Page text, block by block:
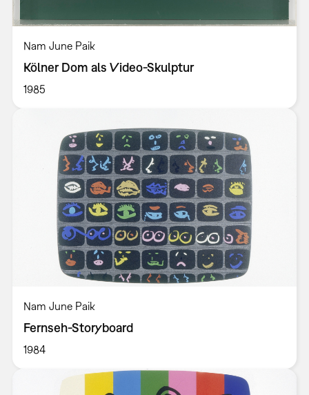
Nam June Paik
Kölner Dom als Video-Skulptur
1985
Nam June Paik
Fernseh-Storyboard
1984